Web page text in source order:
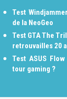
Test
de la NeoGeo
Test GTA The
retrouvailles 20
Test ASUS
tour gaming ?